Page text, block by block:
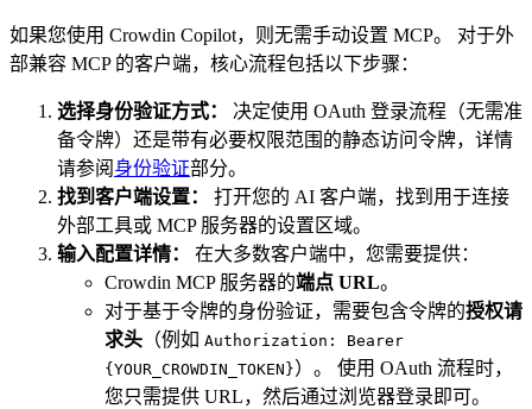
如果您使用 Crowdin Copilot，则无需手动设置 MCP。 对于外
部兼容 MCP 的客户端，核心流程包括以下步骤：
选择身份验证方式：
决定使用 OAuth 登录流程（无需准
备令牌）还是带有必要权限范围的静态访问令牌，详情
请参阅 身份验证部分。
找到客户端设置：
打开您的 AI 客户端，找到用于连接
外部工具或 MCP 服务器的设置区域。
输入配置详情：
在大多数客户端中，您需要提供：
Crowdin MCP 服务器的端点 URL。
对于基于令牌的身份验证，需要包含令牌的授权请
求头 （例如 Authorization: Bearer
{YOUR_CROWDIN_TOKEN}）。 使用 OAuth 流程时，
您只需提供 URL，然后通过浏览器登录即可。